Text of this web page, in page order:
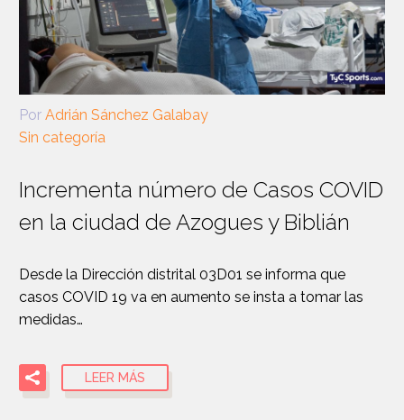
Por Adrián Sánchez Galabay
Sin categoría
Incrementa número de Casos COVID
en la ciudad de Azogues y Biblián
Desde la Dirección distrital 03D01 se informa que
casos COVID 19 va en aumento se insta a tomar las
medidas…
LEER MÁS